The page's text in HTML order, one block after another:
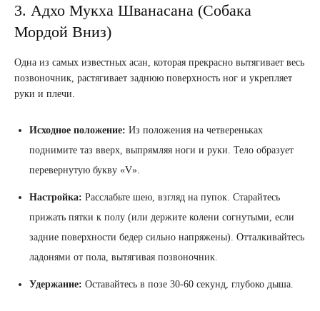
3. Адхо Мукха Шванасана (Собака
Мордой Вниз)
Одна из самых известных асан, которая прекрасно вытягивает весь
позвоночник, растягивает заднюю поверхность ног и укрепляет
руки и плечи.
Исходное положение: Из положения на четвереньках
поднимите таз вверх, выпрямляя ноги и руки. Тело образует
перевернутую букву «V».
Настройка: Расслабьте шею, взгляд на пупок. Старайтесь
прижать пятки к полу (или держите колени согнутыми, если
задние поверхности бедер сильно напряжены). Отталкивайтесь
ладонями от пола, вытягивая позвоночник.
Удержание: Оставайтесь в позе 30-60 секунд, глубоко дыша.